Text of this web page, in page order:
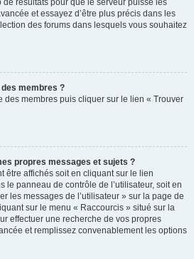
de résultats pour que le serveur puisse les
et essayez d’être plus précis dans les
des forums dans lesquels vous souhaitez
membres ?
des membres puis cliquer sur le lien « Trouver
propres messages et sujets ?
être affichés soit en cliquant sur le lien
le panneau de contrôle de l’utilisateur, soit en
les messages de l’utilisateur » sur la page de
sur le menu « Raccourcis » situé sur la
effectuer une recherche de vos propres
et remplissez convenablement les options